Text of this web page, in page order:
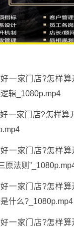
一家门店?怎样
辑_1080p.mp4
一家门店?怎样算
一家门店?怎样
原法则
一家门店?怎样
什么?_1080p.mp4
一家门店?怎样